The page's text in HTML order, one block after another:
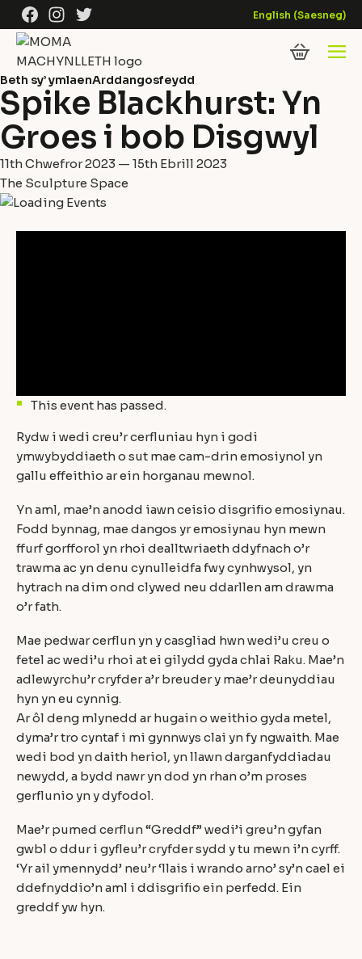
Skip to content
FacebookInstagramTwitter English (Saesneg)
Beth sy’ ymlaenArddangosfeydd
Spike Blackhurst: Yn
Groes i bob Disgwyl
11th Chwefror 2023 — 15th Ebrill 2023
The Sculpture Space
This event has passed.
Rydw i wedi creu’r cerfluniau hyn i godi
ymwybyddiaeth o sut mae cam-drin emosiynol yn
gallu effeithio ar ein horganau mewnol.
Yn aml, mae’n anodd iawn ceisio disgrifio emosiynau.
Fodd bynnag, mae dangos yr emosiynau hyn mewn
ffurf gorfforol yn rhoi dealltwriaeth ddyfnach o’r
trawma ac yn denu cynulleidfa fwy cynhwysol, yn
hytrach na dim ond clywed neu ddarllen am drawma
o’r fath.
Mae pedwar cerflun yn y casgliad hwn wedi’u creu o
fetel ac wedi’u rhoi at ei gilydd gyda chlai Raku. Mae’n
adlewyrchu’r cryfder a’r breuder y mae’r deunyddiau
hyn yn eu cynnig.
Ar ôl deng mlynedd ar hugain o weithio gyda metel,
dyma’r tro cyntaf i mi gynnwys clai yn fy ngwaith. Mae
wedi bod yn daith heriol, yn llawn darganfyddiadau
newydd, a bydd nawr yn dod yn rhan o’m proses
gerflunio yn y dyfodol.
Mae’r pumed cerflun “Greddf” wedi’i greu’n gyfan
gwbl o ddur i gyfleu’r cryfder sydd y tu mewn i’n cyrff.
‘Yr ail ymennydd’ neu’r ‘llais i wrando arno’ sy’n cael ei
ddefnyddio’n aml i ddisgrifio ein perfedd. Ein
greddf yw hyn.